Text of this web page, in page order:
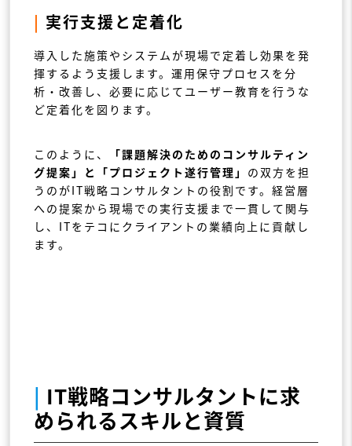
| 実行支援と定着化
導入した施策やシステムが現場で定着し効果を発
揮するよう支援します。運用保守プロセスを分
析・改善し、必要に応じてユーザー教育を行うな
ど定着化を図ります。
このように、
「課題解決のためのコンサルティン
グ提案」と「プロジェクト遂行管理」 の双方を担
うのがIT戦略コンサルタントの役割です。経営層
への提案から現場での実行支援まで一貫して関与
し、ITをテコにクライアントの業績向上に貢献し
ます。
| IT戦略コンサルタントに求
められるスキルと資質